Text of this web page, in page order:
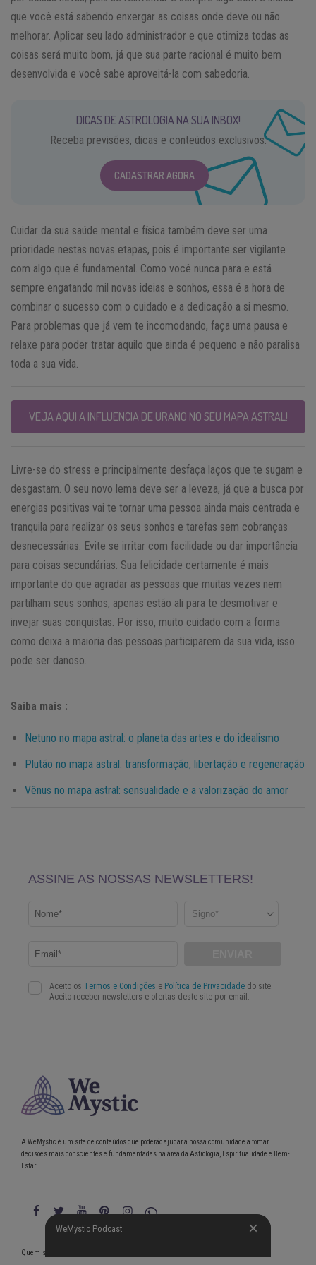
que você está sabendo enxergar as coisas onde deve ou não
melhorar. Aplicar seu lado administrador e que otimiza todas as
coisas será muito bom, já que sua parte racional é muito bem
desenvolvida e você sabe aproveitá-la com sabedoria.
DICAS DE ASTROLOGIA NA SUA INBOX!
Receba previsões, dicas e conteúdos exclusivos.
CADASTRAR AGORA
Cuidar da sua saúde mental e física também deve ser uma
prioridade nestas novas etapas, pois é importante ser vigilante
com algo que é fundamental. Como você nunca para e está
sempre engatando mil novas ideias e sonhos, essa é a hora de
combinar o sucesso com o cuidado e a dedicação a si mesmo.
Para problemas que já vem te incomodando, faça uma pausa e
relaxe para poder tratar aquilo que ainda é pequeno e não paralisa
toda a sua vida.
VEJA AQUI A INFLUENCIA DE URANO NO SEU MAPA ASTRAL!
Livre-se do stress e principalmente desfaça laços que te sugam e
desgastam. O seu novo lema deve ser a leveza, já que a busca por
energias positivas vai te tornar uma pessoa ainda mais centrada e
tranquila para realizar os seus sonhos e tarefas sem cobranças
desnecessárias. Evite se irritar com facilidade ou dar importância
para coisas secundárias. Sua felicidade certamente é mais
importante do que agradar as pessoas que muitas vezes nem
partilham seus sonhos, apenas estão ali para te desmotivar e
invejar suas conquistas. Por isso, muito cuidado com a forma
como deixa a maioria das pessoas participarem da sua vida, isso
pode ser danoso.
Saiba mais :
Netuno no mapa astral: o planeta das artes e do idealismo
Plutão no mapa astral: transformação, libertação e regeneração
Vênus no mapa astral: sensualidade e a valorização do amor
WeMystic Podcast
A WeMystic é um site de conteúdos que poderão ajudar a nossa comunidade a tomar
decisões mais conscientes e fundamentadas na área da Astrologia, Espiritualidade e Bem-
Estar.
WeMystic Podcast
Quem somos